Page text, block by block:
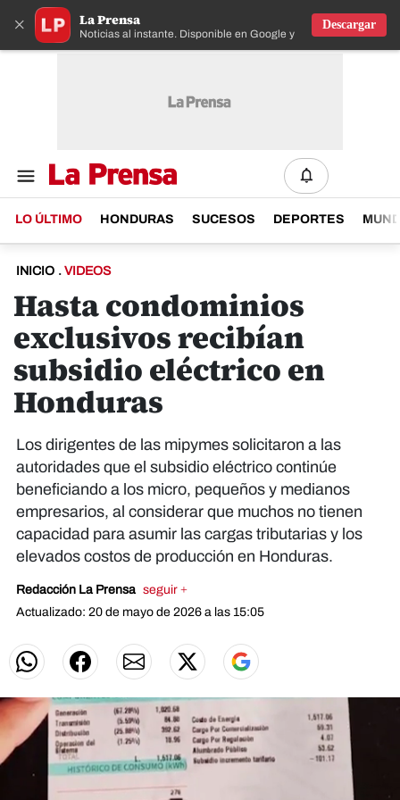
× La Prensa
Noticias al instante. Disponible en Google y IOS
Descargar
LO ÚLTIMO HONDURAS SUCESOS DEPORTES
INICIO . VIDEOS
Hasta condominios
exclusivos recibían
subsidio eléctrico en
Honduras
Los dirigentes de las mipymes solicitaron a las
autoridades que el subsidio eléctrico continúe
beneficiando a los micro, pequeños y medianos
empresarios, al considerar que muchos no tienen
capacidad para asumir las cargas tributarias y los
elevados costos de producción en Honduras.
Redacción La Prensa seguir +
Actualizado: 20 de mayo de 2026 a las 15:05